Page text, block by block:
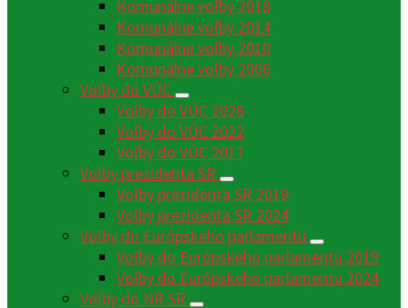
Komunálne voľby 2018
Komunálne voľby 2014
Komunálne voľby 2010
Komunálne voľby 2006
Voľby do VÚC
Voľby do VÚC 2026
Voľby do VÚC 2022
Voľby do VÚC 2017
Voľby prezidenta SR
Voľby prezidenta SR 2019
Voľby prezidenta SR 2024
Voľby do Európskeho parlamentu
Voľby do Európskeho parlamentu 2019
Voľby do Európskeho parlamentu 2024
Voľby do NR SR